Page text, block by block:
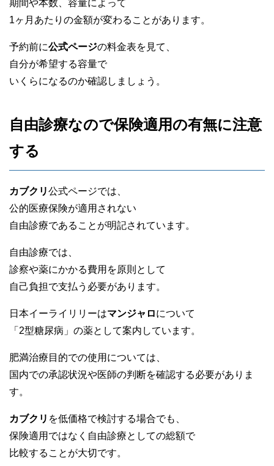
期間や本数、容量によって
1ヶ月あたりの金額が変わることがあります。
予約前に公式ページの料金表を見て、
自分が希望する容量で
いくらになるのか確認しましょう。
自由診療なので保険適用の有無に注意
する
カブクリ公式ページでは、
公的医療保険が適用されない
自由診療であることが明記されています。
自由診療では、
診察や薬にかかる費用を原則として
自己負担で支払う必要があります。
日本イーライリリーはマンジャロについて
「2型糖尿病」の薬として案内しています。
肥満治療目的での使用については、
国内での承認状況や医師の判断を確認する必要がありま
す。
カブクリ を低価格で検討する場合でも、
保険適用ではなく自由診療としての総額で
比較することが大切です。